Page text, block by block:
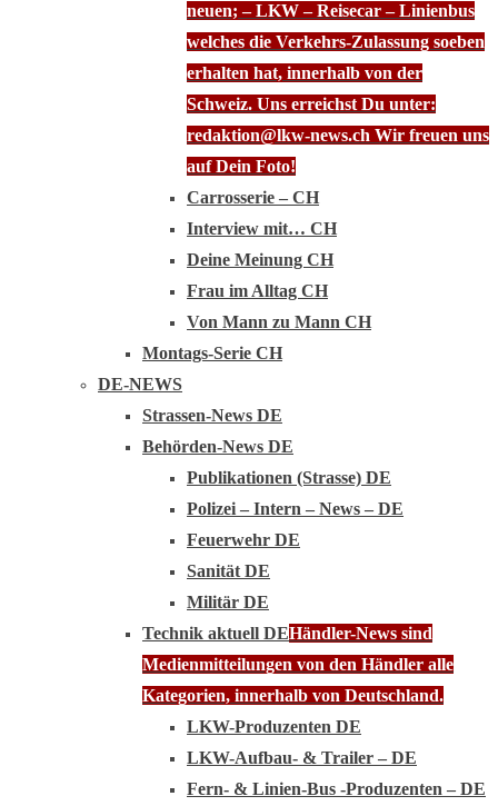
neuen; – LKW – Reisecar – Linienbus
welches die Verkehrs-Zulassung soeben
erhalten hat, innerhalb von der
Schweiz. Uns erreichst Du unter:
redaktion@lkw-news.ch Wir freuen uns
auf Dein Foto!
Carrosserie – CH
Interview mit… CH
Deine Meinung CH
Frau im Alltag CH
Von Mann zu Mann CH
Montags-Serie CH
DE-NEWS
Strassen-News DE
Behörden-News DE
Publikationen (Strasse) DE
Polizei – Intern – News – DE
Feuerwehr DE
Sanität DE
Militär DE
Technik aktuell DEHändler-News sind
Medienmitteilungen von den Händler alle
Kategorien, innerhalb von Deutschland.
LKW-Produzenten DE
LKW-Aufbau- & Trailer – DE
Fern- & Linien-Bus -Produzenten – DE